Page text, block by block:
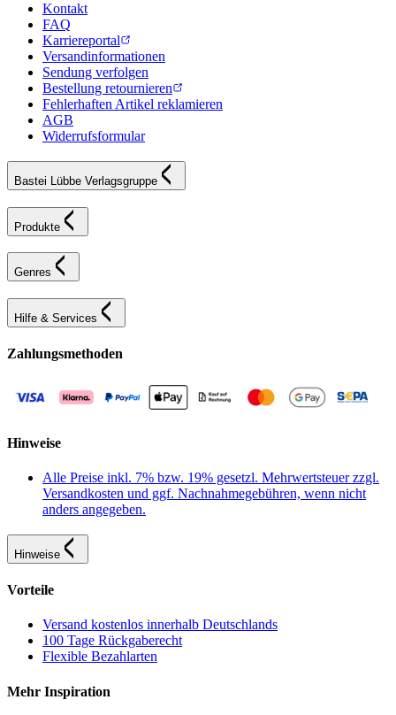
Kontakt
FAQ
Karriereportal
Versandinformationen
Sendung verfolgen
Bestellung retournieren
Fehlerhaften Artikel reklamieren
AGB
Widerrufsformular
Bastei Lübbe Verlagsgruppe
Produkte
Genres
Hilfe & Services
Zahlungsmethoden
Hinweise
Alle Preise inkl. 7% bzw. 19% gesetzl. Mehrwertsteuer zzgl.
Versandkosten und ggf. Nachnahmegebühren, wenn nicht
anders angegeben.
Hinweise
Vorteile
Versand kostenlos innerhalb Deutschlands
100 Tage Rückgaberecht
Flexible Bezahlarten
Mehr Inspiration